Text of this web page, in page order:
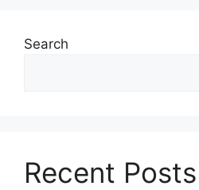
Search
Recent Posts